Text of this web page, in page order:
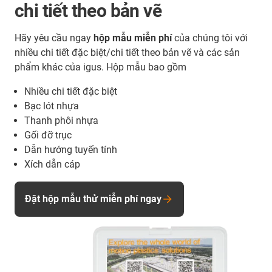
chi tiết theo bản vẽ
Hãy yêu cầu ngay hộp mẫu miễn phícủa chúng tôi với
nhiều chi tiết đặc biệt/chi tiết theo bản vẽ và các sản
phẩm khác của igus. Hộp mẫu bao gồm
Nhiều chi tiết đặc biệt
Bạc lót nhựa
Thanh phôi nhựa
Gối đỡ trục
Dẫn hướng tuyến tính
Xích dẫn cáp
Đặt hộp mẫu thử miễn phí ngay